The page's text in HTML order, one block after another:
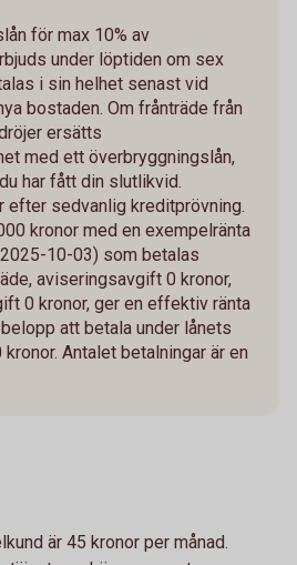
för max 10% av
under löptiden om sex
i sin helhet senast vid
bostaden. Om frånträde från
ersätts
med ett överbryggningslån,
har fått din slutlikvid.
efter sedvanlig kreditprövning.
kronor med en exempelränta
10-03) som betalas
aviseringsavgift 0 kronor,
0 kronor, ger en effektiv ränta
att betala under lånets
Antalet betalningar är en
är 45 kronor per månad.